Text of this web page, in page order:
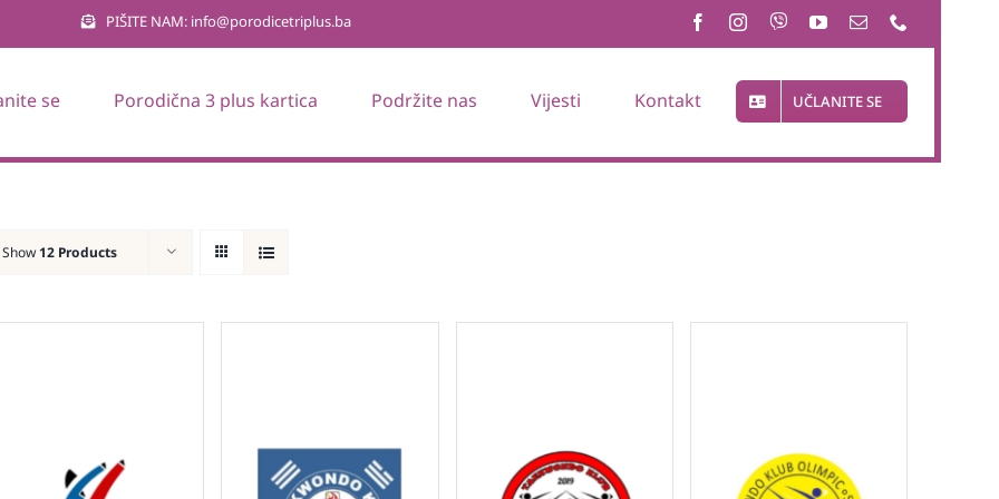
PIŠITE NAM: info@porodicetriplus.ba
se Porodična 3 plus kartica Podržite nas Vijesti Kontakt UČLANITE SE
Show 12 Products